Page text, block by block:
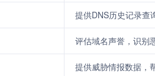
提供DNS历史记录查
评估域名声誉，识别
提供威胁情报数据，